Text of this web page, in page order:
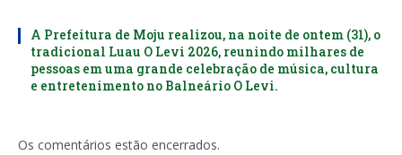
A Prefeitura de Moju realizou, na noite de ontem (31), o
tradicional Luau O Levi 2026, reunindo milhares de
pessoas em uma grande celebração de música, cultura
e entretenimento no Balneário O Levi.
Os comentários estão encerrados.